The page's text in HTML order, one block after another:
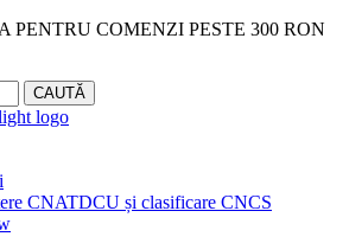
PENTRU COMENZI PESTE 300 RON
CAUTĂ
CNATDCU și clasificare CNCS